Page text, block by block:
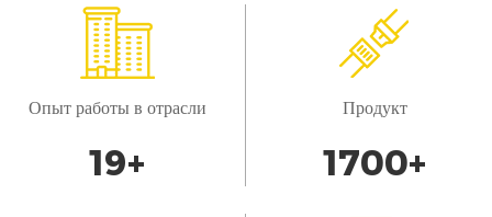
требованиями, обеспечивая бесперебойную
интеграцию с существующими системами и
компонентами транспортных средств.
Параметры настройки: мы предлагаем услуги
настройки в соответствии с конкретными
Опыт работы в отрасли
20+
Продукт
1700+